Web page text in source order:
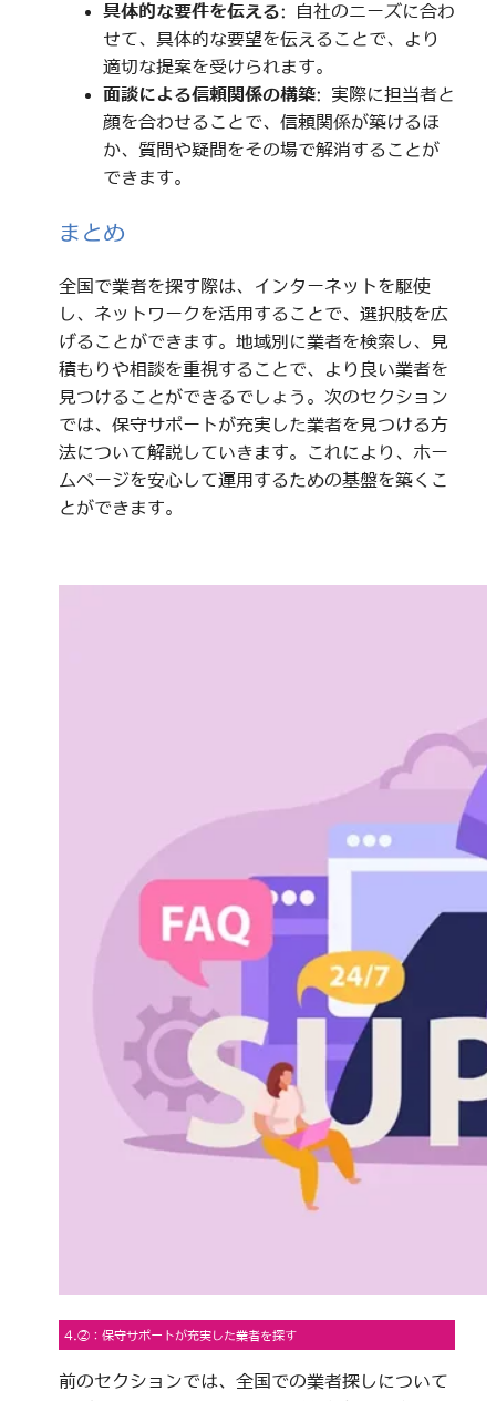
具体的な要件を伝える: 自社のニーズに合わ
せて、具体的な要望を伝えることで、より
適切な提案を受けられます。
面談による信頼関係の構築: 実際に担当者と
顔を合わせることで、信頼関係が築けるほ
か、質問や疑問をその場で解消することが
できます。
まとめ
全国で業者を探す際は、インターネットを駆使
し、ネットワークを活用することで、選択肢を広
げることができます。地域別に業者を検索し、見
積もりや相談を重視することで、より良い業者を
見つけることができるでしょう。次のセクション
では、保守サポートが充実した業者を見つける方
法について解説していきます。これにより、ホー
ムページを安心して運用するための基盤を築くこ
とができます。
4.②：保守サポートが充実した業者を探す
前のセクションでは、全国での業者探しについて